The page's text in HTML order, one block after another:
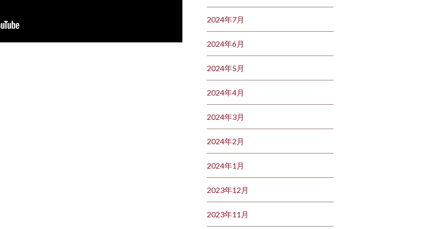
2024年7月
2024年6月
2024年5月
2024年4月
2024年3月
2024年2月
2024年1月
2023年12月
2023年11月